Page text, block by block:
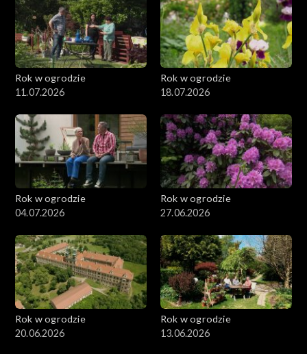
Rok w ogrodzie
11.07.2026
Rok w ogrodzie
18.07.2026
Rok w ogrodzie
04.07.2026
Rok w ogrodzie
27.06.2026
Rok w ogrodzie
20.06.2026
Rok w ogrodzie
13.06.2026